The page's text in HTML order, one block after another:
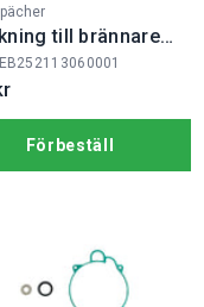
till brännare
Förbeställ